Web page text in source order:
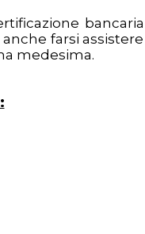
bancaria
farsi assistere
medesima.